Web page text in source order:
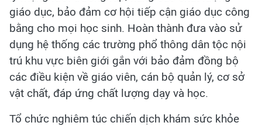
giáo dục, bảo đảm cơ hội tiếp cận giáo dục công
bằng cho mọi học sinh. Hoàn thành đưa vào sử
dụng hệ thống các trường phổ thông dân tộc nội
trú khu vực biên giới gắn với bảo đảm đồng bộ
các điều kiện về giáo viên, cán bộ quản lý, cơ sở
vật chất, đáp ứng chất lượng dạy và học.
Tổ chức nghiêm túc chiến dịch khám sức khỏe